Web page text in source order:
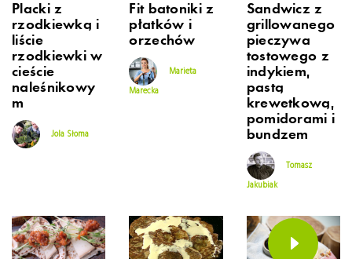
Placki z
rzodkiewką i
liście
rzodkiewki w
cieście
naleśnikowy
m
Jola Słoma
Fit batoniki z
płatków i
orzechów
Marieta
Marecka
Sandwicz z
grillowanego
pieczywa
tostowego z
indykiem,
pastą
krewetkową,
pomidorami i
bundzem
Tomasz
Jakubiak